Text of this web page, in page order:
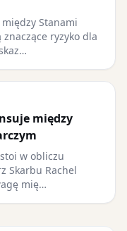
Stanami
ryzyko dla
między
w obliczu
Skarbu Rachel
mię…